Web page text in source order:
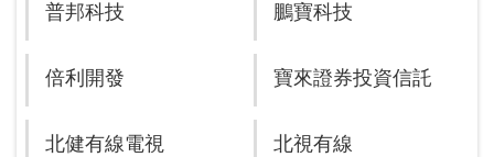
普邦科技 鵬寶科技
倍利開發 寶來證券投資信託
北健有線電視 北視有線